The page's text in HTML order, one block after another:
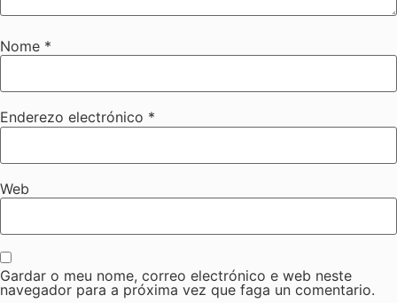
Nome *
Enderezo electrónico *
Web
Gardar o meu nome, correo electrónico e web neste
navegador para a próxima vez que faga un comentario.